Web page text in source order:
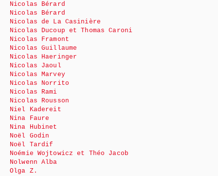
Nicolas Bérard
Nicolas Bérard
Nicolas de La Casinière
Nicolas Ducoup et Thomas Caroni
Nicolas Framont
Nicolas Guillaume
Nicolas Haeringer
Nicolas Jaoul
Nicolas Marvey
Nicolas Norrito
Nicolas Rami
Nicolas Rousson
Niel Kadereit
Nina Faure
Nina Hubinet
Noël Godin
Noël Tardif
Noémie Wojtowicz et Théo Jacob
Nolwenn Alba
Olga Z.